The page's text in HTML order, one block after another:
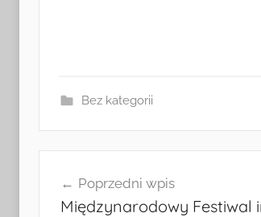
Bez kategorii
wpisuPoprzedni wpis
Międzynarodowy Festiwal